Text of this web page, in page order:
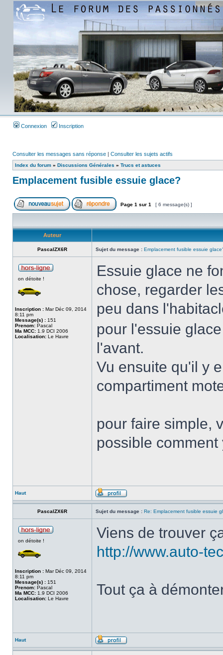
Connexion Inscription
Consulter les messages sans réponse | Consulter les sujets actifs
Index du forum » Discussions Générales » Trucs et astuces
Emplacement fusible essuie glace?
Page 1 sur 1 [ 6 message(s) ]
Auteur
PascalZX6R Sujet du message : Emplacement fusible essuie
on détoite !
Inscription : Mar Déc 09, 2014
8:11 pm
Message(s) : 151
Prenom: Pascal
Ma MCC: 1.9 DCI 2006
Localisation: Le Havre
Essuie glace ne
chose, regarder
peu dans
pour l'essuie
l'avant.
Vu ensuite qu'il y
compartiment
pour faire simple,
possible comment
Haut
PascalZX6R Sujet du message : Re: Emplacement fusible essuie
on détoite !
Inscription : Mar Déc 09, 2014
8:11 pm
Message(s) : 151
Prenom: Pascal
Ma MCC: 1.9 DCI 2006
Localisation: Le Havre
Viens de trouver
http://www.auto-
Tout ça à
Haut